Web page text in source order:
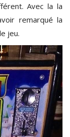
Avec la la
remarqué la
jeu.